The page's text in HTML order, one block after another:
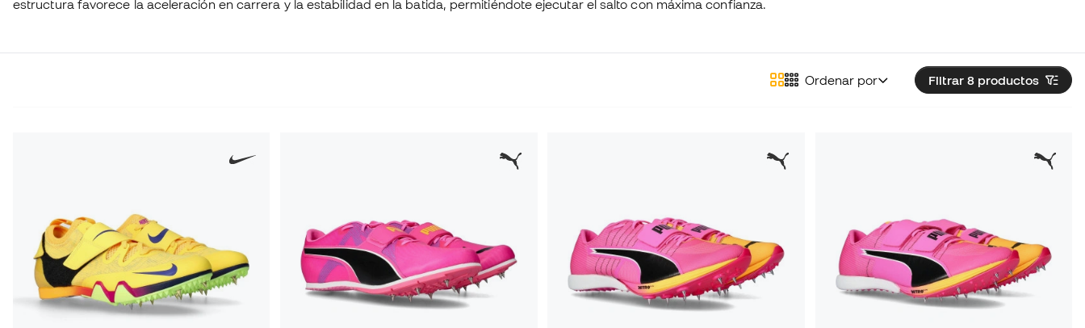
estructura favorece la aceleración en carrera y la estabilidad en la batida, permitiéndote ejecutar el salto con máxima confianza.
Filtrar 8 productos
Ordenar por